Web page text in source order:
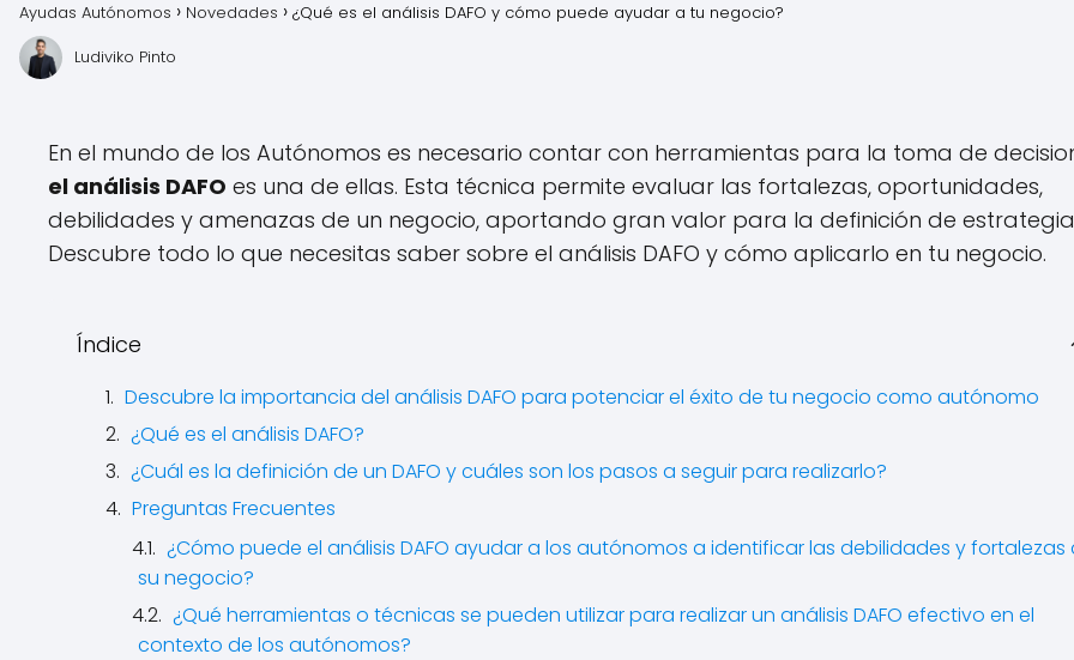
Ayudas Autónomos Novedades
¿Qué es el análisis DAFO y cómo puede ayudar a tu negocio?
Ludiviko Pinto
En el mundo de los Autónomos es necesario contar con herramientas para la toma de
el análisis DAFO es una de ellas. Esta técnica permite evaluar las fortalezas, oportunidades,
debilidades y amenazas de un negocio, aportando gran valor para la definición de
Descubre todo lo que necesitas saber sobre el análisis DAFO y cómo aplicarlo en tu negocio.
Índice
Descubre la importancia del análisis DAFO para potenciar el éxito de tu negocio como autónomo
¿Qué es el análisis DAFO?
¿Cuál es la definición de un DAFO y cuáles son los pasos a seguir para realizarlo?
Preguntas Frecuentes
¿Cómo puede el análisis DAFO ayudar a los autónomos a identificar las debilidades y fortalezas
su negocio?
¿Qué herramientas o técnicas se pueden utilizar para realizar un análisis DAFO efectivo en el
contexto de los autónomos?